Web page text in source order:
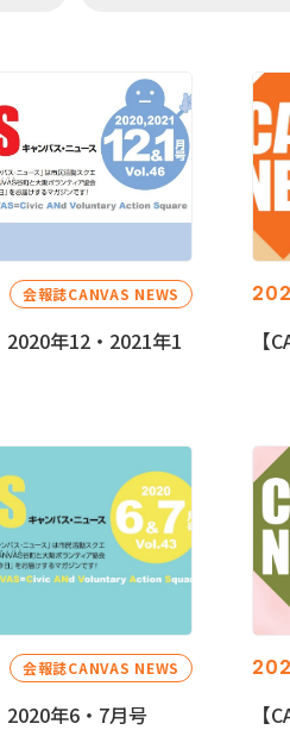
会報誌CANVAS NEWS
2020年12・2021年1
【
会報誌CANVAS NEWS
2020年6・7月号 【